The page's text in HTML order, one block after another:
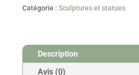
Catégorie : Sculptures et statues
Description
Avis (0)